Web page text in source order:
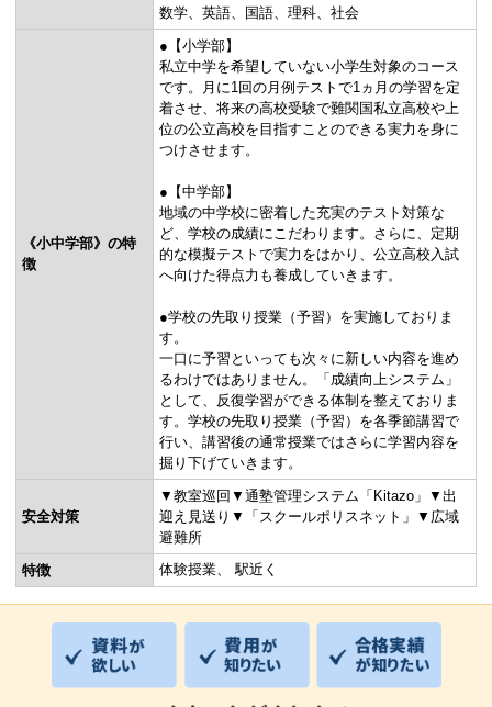
数学
英語 国語 理科 社会
《小中学部》の特
徴
●【小学部】
私立中学を希望していない小学生対象のコース
です。月に1回の月例テストで1ヵ月の学習を定
着させ、将来の高校受験で難関国私立高校や上
位の公立高校を目指すことのできる実力を身に
つけさせます。
●【中学部】
地域の中学校に密着した充実のテスト対策な
ど、学校の成績にこだわります。さらに、定期
的な模擬テストで実力をはかり、公立高校入試
へ向けた得点力も養成していきます。
●学校の先取り授業（予習）を実施しておりま
す。
一口に予習といっても次々に新しい内容を進め
るわけではありません。「成績向上システム」
として、反復学習ができる体制を整えておりま
す。学校の先取り授業（予習）を各季節講習で
行い、講習後の通常授業ではさらに学習内容を
掘り下げていきます。
安全対策
▼教室巡回▼通塾管理システム「Kitazo」▼出
迎え見送り▼「スクールポリスネット」▼広域
避難所
特徴
体験授業 駅近く